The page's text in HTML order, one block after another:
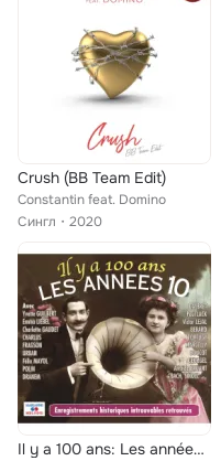
Crush (BB Team Edit)
Constantin feat. Domino
Сингл
2020
Il y a 100 ans: Les années 10